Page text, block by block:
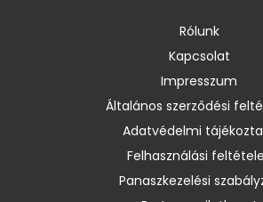
Rólunk
Kapcsolat
Impresszum
Általános szerződési
Adatvédelmi
Felhasználási
Panaszkezelési